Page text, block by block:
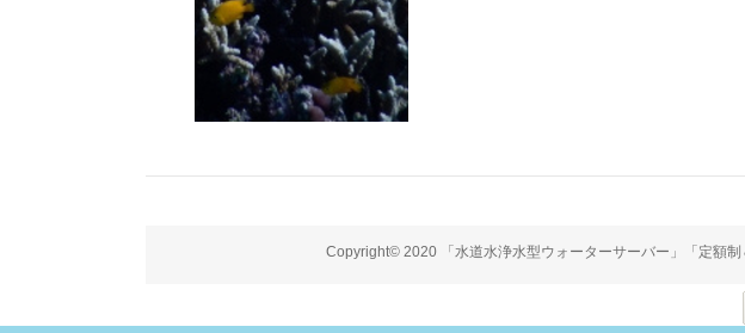
Copyright© 2020 「水道水浄水型ウォーターサーバー」「定額